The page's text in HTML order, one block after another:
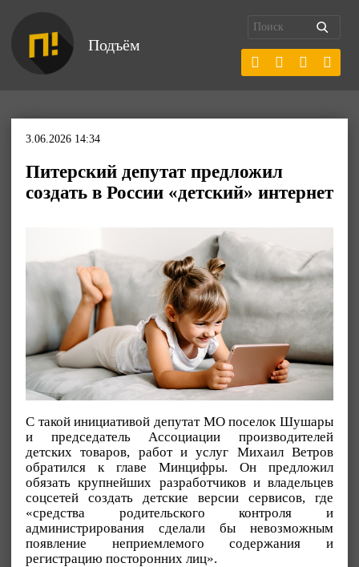
Подъём
3.06.2026 14:34
Питерский депутат предложил
создать в России «детский» интернет
С такой инициативой депутат МО поселок Шушары
и председатель Ассоциации производителей
детских товаров, работ и услуг Михаил Ветров
обратился к главе Минцифры. Он предложил
обязать крупнейших разработчиков и владельцев
соцсетей создать детские версии сервисов, где
«средства родительского контроля и
администрирования сделали бы невозможным
появление неприемлемого содержания и
регистрацию посторонних лиц».